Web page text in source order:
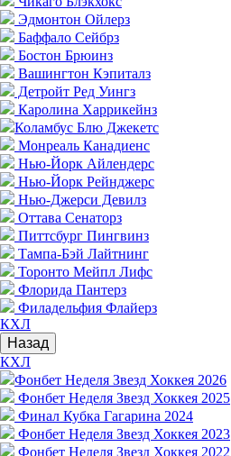
Эдмонтон Ойлерз
Баффало Сейбрз
Бостон Брюинз
Вашингтон Кэпиталз
Детройт Ред Уингз
Каролина Харрикейнз
Коламбус Блю Джекетс
Монреаль Канадиенс
Нью-Йорк Айлендерс
Нью-Йорк Рейнджерс
Нью-Джерси Девилз
Оттава Сенаторз
Питтсбург Пингвинз
Тампа-Бэй Лайтнинг
Торонто Мейпл Лифс
Флорида Пантерз
Филадельфия Флайерз
КХЛ
Назад
КХЛ
Фонбет Неделя Звезд Хоккея 2026
Фонбет Неделя Звезд Хоккея 2025
Финал Кубка Гагарина 2024
Фонбет Неделя Звезд Хоккея 2023
Фонбет Неделя Звезд Хоккея 2022